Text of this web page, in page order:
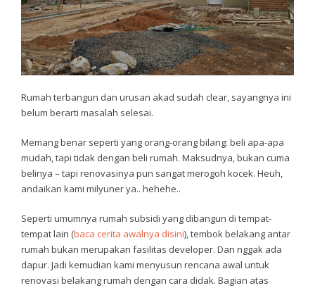
Rumah terbangun dan urusan akad sudah clear, sayangnya ini
belum berarti masalah selesai.
Memang benar seperti yang orang-orang bilang: beli apa-apa
mudah, tapi tidak dengan beli rumah. Maksudnya, bukan cuma
belinya – tapi renovasinya pun sangat merogoh kocek. Heuh,
andaikan kami milyuner ya.. hehehe..
Seperti umumnya rumah subsidi yang dibangun di tempat-
tempat lain (baca cerita awalnya disini), tembok belakang antar
rumah bukan merupakan fasilitas developer. Dan nggak ada
dapur. Jadi kemudian kami menyusun rencana awal untuk
renovasi belakang rumah dengan cara didak. Bagian atas